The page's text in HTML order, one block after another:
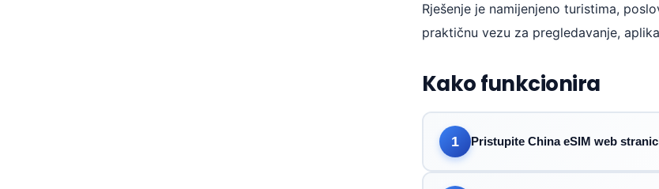
Rješenje je namijenjeno turistima,
praktičnu vezu za pregledavanje,
Kako funkcionira
1 Pristupite China eSIM web